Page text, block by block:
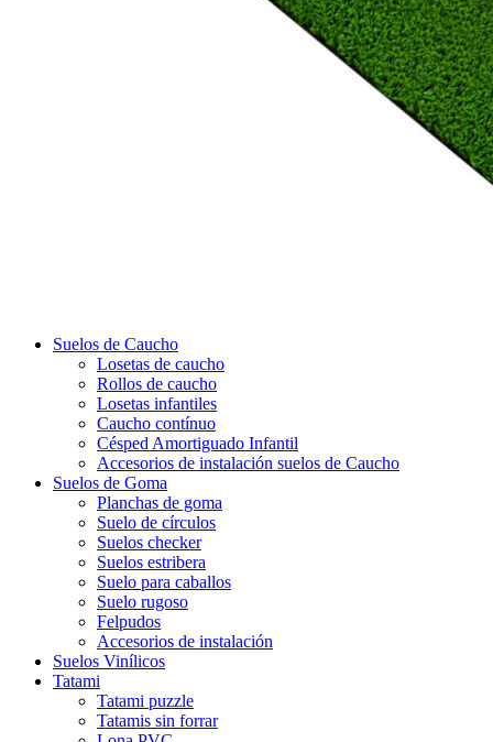
Suelos de Caucho
Losetas de caucho
Rollos de caucho
Losetas infantiles
Caucho contínuo
Césped Amortiguado Infantil
Accesorios de instalación suelos de Caucho
Suelos de Goma
Planchas de goma
Suelo de círculos
Suelos checker
Suelos estribera
Suelo para caballos
Suelo rugoso
Felpudos
Accesorios de instalación
Suelos Vinílicos
Tatami
Tatami puzzle
Tatamis sin forrar